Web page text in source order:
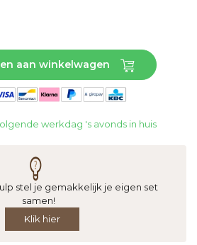
aan winkelwagen
werkdag 's avonds in huis
stel je gemakkelijk je eigen set
samen!
Klik hier